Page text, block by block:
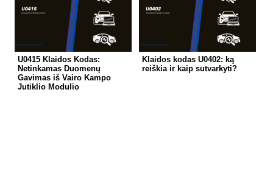
U0415 Klaidos Kodas:
Netinkamas Duomenų
Gavimas iš Vairo Kampo
Jutiklio Modulio
Klaidos kodas U0402: ką
reiškia ir kaip sutvarkyti?